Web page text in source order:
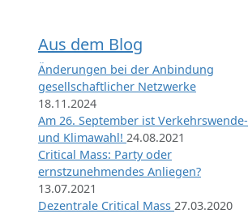
Aus dem Blog
Änderungen bei der Anbindung
gesellschaftlicher Netzwerke
18.11.2024
Am 26. September ist Verkehrswende-
und Klimawahl! 24.08.2021
Critical Mass: Party oder
ernstzunehmendes Anliegen?
13.07.2021
Dezentrale Critical Mass 27.03.2020